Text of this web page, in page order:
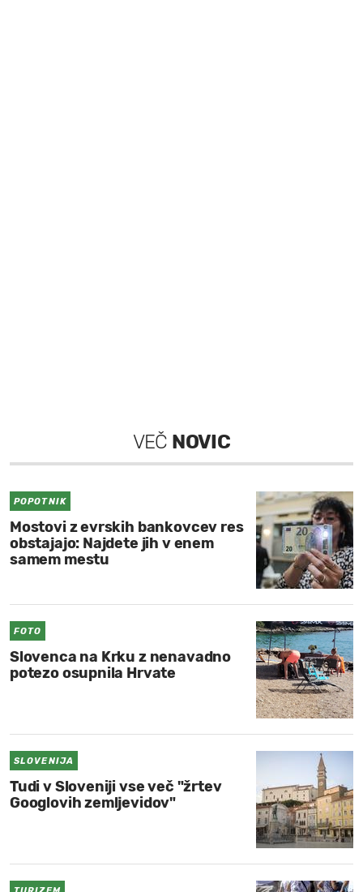
VEČ NOVIC
POPOTNIK
Mostovi z evrskih bankovcev res
obstajajo: Najdete jih v enem
samem mestu
FOTO
Slovenca na Krku z nenavadno
potezo osupnila Hrvate
SLOVENIJA
Tudi v Sloveniji vse več "žrtev
Googlovih zemljevidov"